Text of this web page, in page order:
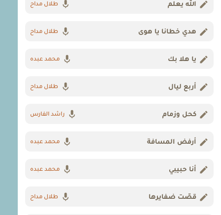
الله يعلم طلال مداح
هدي خطانا يا هوى طلال مداح
يا هلا بك محمد عبده
أربع ليال طلال مداح
كحل وزمام راشد الفارس
أرفض المسافة محمد عبده
أنا حبيبي محمد عبده
قصّت ضفايرها طلال مداح